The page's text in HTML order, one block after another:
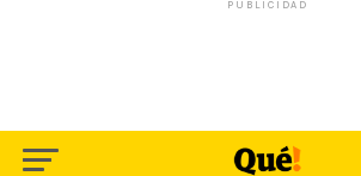
PUBLICIDAD